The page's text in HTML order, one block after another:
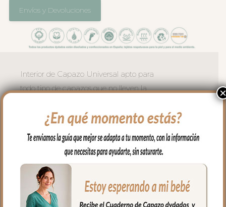
Envíos y Devoluciones
Interior de Capazo Universal apto para
todo tipo de capazos que no lleven la
cremallera.
ajusta con goma.
En la zona del asa de la capota con tiras
para ajustar bien.
Este interior en tejido piqué bordado; un
piqué de algodón. no lleva relleno y lo
×